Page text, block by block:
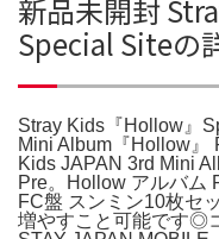
新品未開封
Special Siteの
Stray Kids『Hollow』
Mini Album『Hollow』
Kids JAPAN 3rd Mini
Pre。Hollow アルバム
FC盤 スンミン10枚セ
増やすこと可能です◎